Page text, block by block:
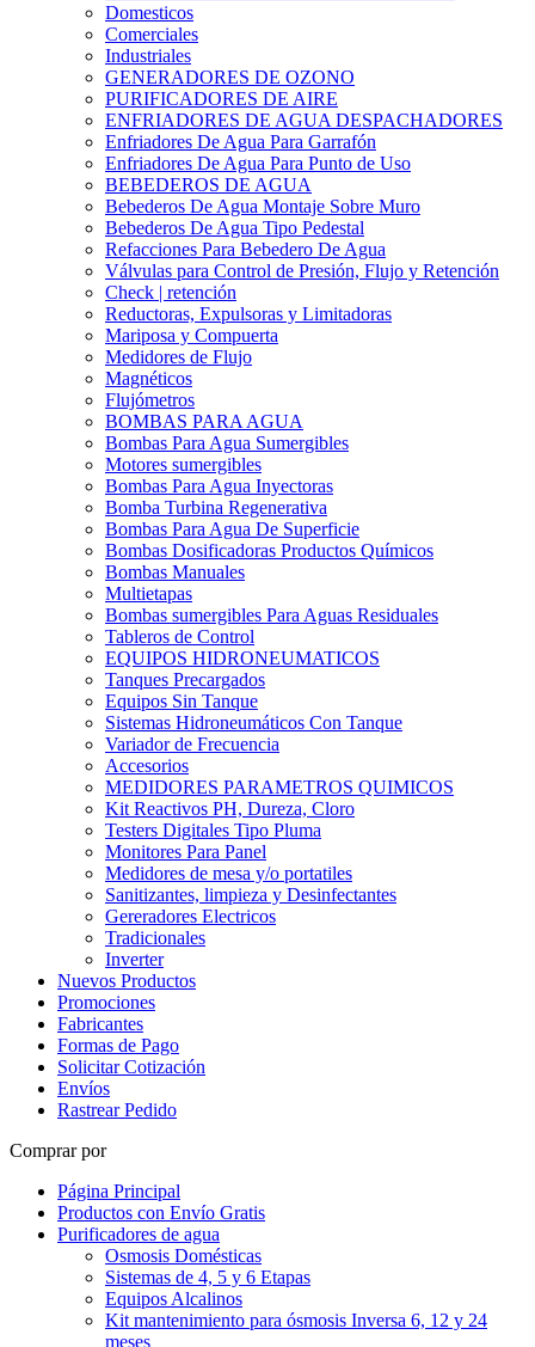
Domesticos
Comerciales
Industriales
GENERADORES DE OZONO
PURIFICADORES DE AIRE
ENFRIADORES DE AGUA DESPACHADORES
Enfriadores De Agua Para Garrafón
Enfriadores De Agua Para Punto de Uso
BEBEDEROS DE AGUA
Bebederos De Agua Montaje Sobre Muro
Bebederos De Agua Tipo Pedestal
Refacciones Para Bebedero De Agua
Válvulas para Control de Presión, Flujo y Retención
Check | retención
Reductoras, Expulsoras y Limitadoras
Mariposa y Compuerta
Medidores de Flujo
Magnéticos
Flujómetros
BOMBAS PARA AGUA
Bombas Para Agua Sumergibles
Motores sumergibles
Bombas Para Agua Inyectoras
Bomba Turbina Regenerativa
Bombas Para Agua De Superficie
Bombas Dosificadoras Productos Químicos
Bombas Manuales
Multietapas
Bombas sumergibles Para Aguas Residuales
Tableros de Control
EQUIPOS HIDRONEUMATICOS
Tanques Precargados
Equipos Sin Tanque
Sistemas Hidroneumáticos Con Tanque
Variador de Frecuencia
Accesorios
MEDIDORES PARAMETROS QUIMICOS
Kit Reactivos PH, Dureza, Cloro
Testers Digitales Tipo Pluma
Monitores Para Panel
Medidores de mesa y/o portatiles
Sanitizantes, limpieza y Desinfectantes
Gereradores Electricos
Tradicionales
Inverter
Nuevos Productos
Promociones
Fabricantes
Formas de Pago
Solicitar Cotización
Envíos
Rastrear Pedido
Comprar por
Página Principal
Productos con Envío Gratis
Purificadores de agua
Osmosis Domésticas
Sistemas de 4, 5 y 6 Etapas
Equipos Alcalinos
Kit mantenimiento para ósmosis Inversa 6, 12 y 24
meses